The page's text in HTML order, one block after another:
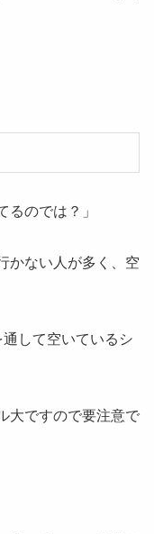
るのでは？」
かない人が多く、空
して空いているシ
大ですので要注意で